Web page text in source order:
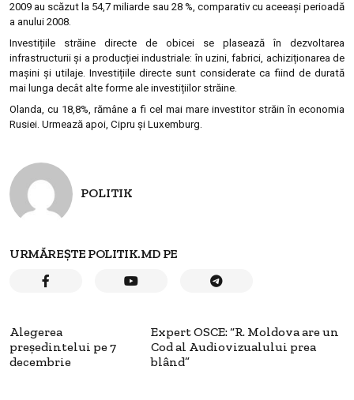
2009 au scăzut la 54,7 miliarde sau 28 %, comparativ cu aceeași perioadă
a anului 2008.
Investițiile străine directe de obicei se plasează în dezvoltarea
infrastructurii și a producției industriale: în uzini, fabrici, achiziționarea de
mașini și utilaje. Investițiile directe sunt considerate ca fiind de durată
mai lunga decât alte forme ale investițiilor străine.
Olanda, cu 18,8%, rămâne a fi cel mai mare investitor străin în economia
Rusiei. Urmează apoi, Cipru și Luxemburg.
POLITIK
URMĂREȘTE POLITIK.MD PE
Alegerea
preşedintelui pe 7
decembrie
Expert OSCE: “R. Moldova are un
Cod al Audiovizualului prea
blând”